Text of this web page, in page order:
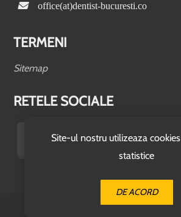
Site-ul nostru utilizeaza
statistice
DE ACORD
office(at)dentist-bucuresti.co
TERMENI
Sitemap
RETELE SOCIALE